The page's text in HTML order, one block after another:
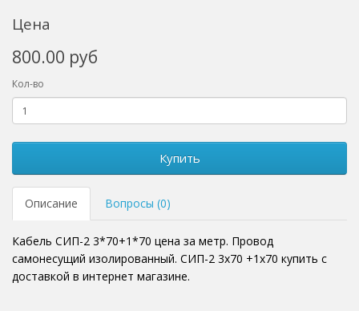
Цена
800.00 руб
Кол-во
Купить
Описание Вопросы (0)
Кабель СИП-2 3*70+1*70 цена за метр. Провод
самонесущий изолированный. СИП-2 3x70 +1x70 купить с
доставкой в интернет магазине.